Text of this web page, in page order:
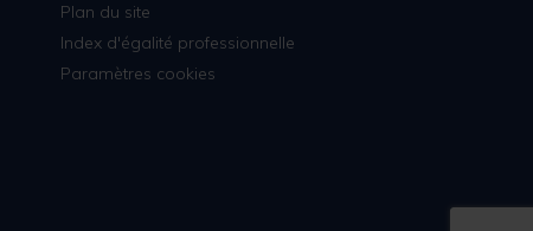
Plan du site
Index d'égalité professionnelle
Paramètres cookies